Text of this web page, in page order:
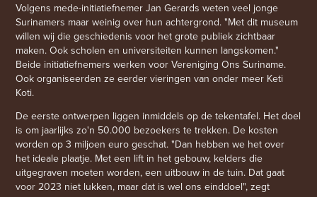
Volgens mede-initiatiefnemer Jan Gerards weten veel jonge
Surinamers maar weinig over hun achtergrond. "Met dit museum
willen wij die geschiedenis voor het grote publiek zichtbaar
maken. Ook scholen en universiteiten kunnen langskomen."
Beide initiatiefnemers werken voor Vereniging Ons Suriname.
Ook organiseerden ze eerder vieringen van onder meer Keti
Koti.
De eerste ontwerpen liggen inmiddels op de tekentafel. Het doel
is om jaarlijks zo'n 50.000 bezoekers te trekken. De kosten
worden op 3 miljoen euro geschat. "Dan hebben we het over
het ideale plaatje. Met een lift in het gebouw, kelders die
uitgegraven moeten worden, een uitbouw in de tuin. Dat gaat
voor 2023 niet lukken, maar dat is wel ons einddoel", zegt